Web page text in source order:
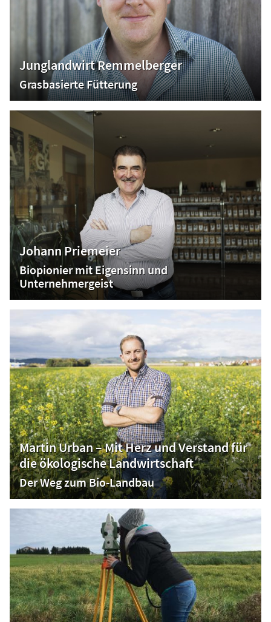
Junglandwirt Remmelberger
Grasbasierte Fütterung
Johann Priemeier
Biopionier mit Eigensinn und
Unternehmergeist
Martin Urban – Mit Herz und Verstand für
die ökologische Landwirtschaft
Der Weg zum Bio-Landbau